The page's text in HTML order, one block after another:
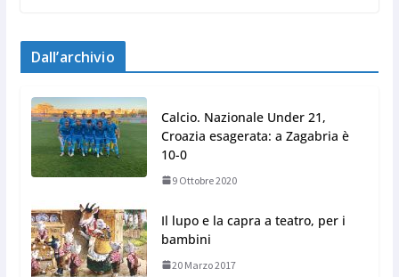
Dall’archivio
Calcio. Nazionale Under 21,
Croazia esagerata: a Zagabria è
10-0
9 Ottobre 2020
Il lupo e la capra a teatro, per i
bambini
20 Marzo 2017